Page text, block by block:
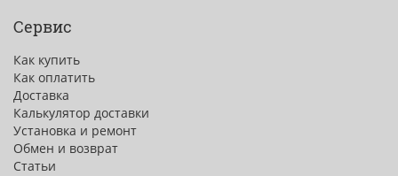
Сервис
Как купить
Как оплатить
Доставка
Калькулятор доставки
Установка и ремонт
Обмен и возврат
Статьи